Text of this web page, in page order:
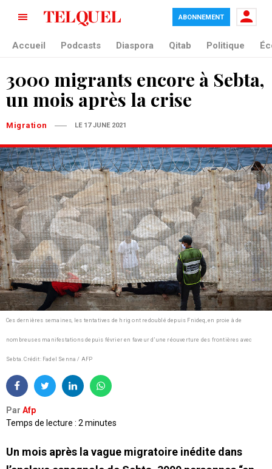
ABONNEMENT
Accueil Podcasts Diaspora Qitab Politique
3000 migrants encore à Sebta,
un mois après la crise
Migration LE 17 JUNE 2021
Ces dernières semaines, les tentatives de hrig ont redoublé depuis Fnideq, en proie à de
nombreuses manifestations depuis février en faveur d’une réouverture des frontières avec
Sebta.Crédit: Fadel Senna / AFP
Par Afp
Temps de lecture : 2 minutes
Un mois après la vague migratoire inédite dans